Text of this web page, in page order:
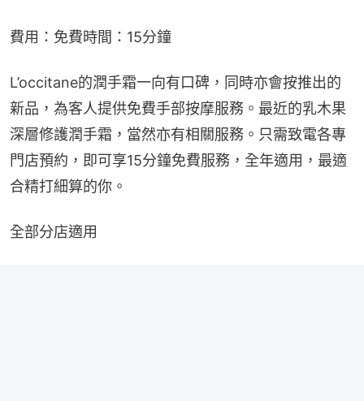
費用：免費時間：15分鐘
L’occitane的潤手霜一向有口碑，同時亦會按推出的
新品，為客人提供免費手部按摩服務。最近的乳木果
深層修護潤手霜，當然亦有相關服務。只需致電各專
門店預約，即可享15分鐘免費服務，全年適用，最適
合精打細算的你。
全部分店適用